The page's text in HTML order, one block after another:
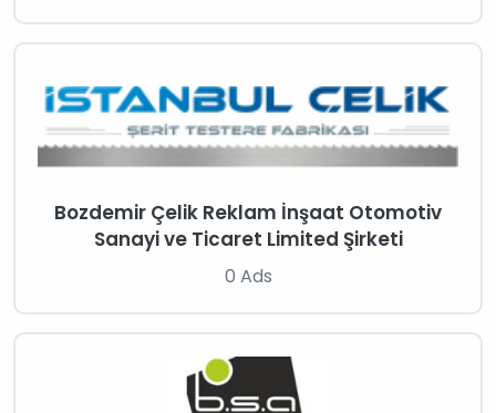
Bozdemir Çelik Reklam İnşaat Otomotiv
Sanayi ve Ticaret Limited Şirketi
0 Ads